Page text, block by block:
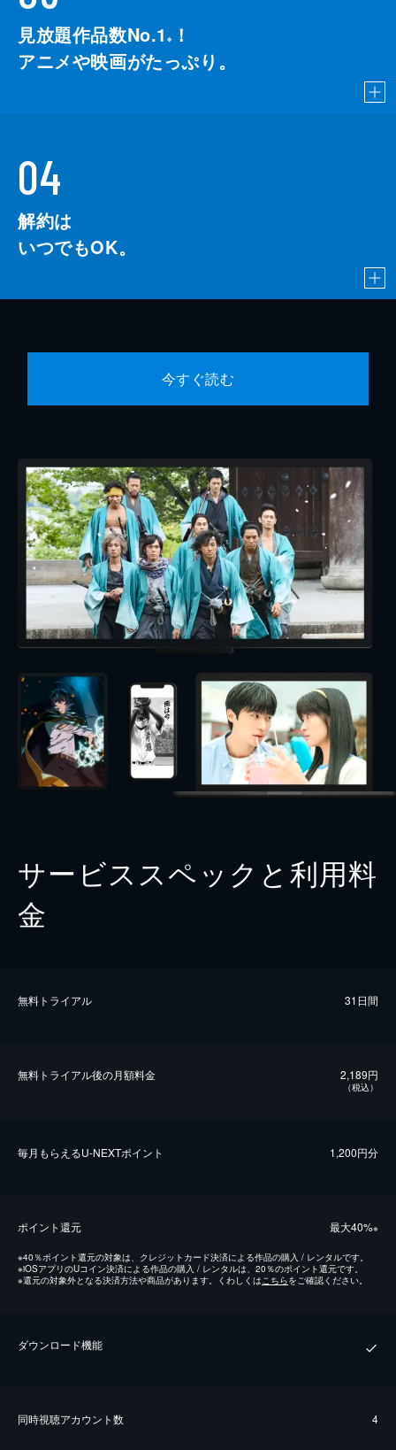
見放題作品数No.1 ※
！
アニメや映画がたっぷり。
04
解約は
いつでもOK。
今すぐ読む
サービススペックと利用料
金
無料トライアル 31日間
無料トライアル後の⽉額料金 2,189円
（税込）
毎⽉もらえるU-NEXTポイント 1,200円分
ポイント還元 最⼤40%※
※40％ポイント還元の対象は、クレジットカード決済による作品の購入 / レンタルです。
※iOSアプリのUコイン決済による作品の購入 / レンタルは、20％のポイント還元です。
※還元の対象外となる決済方法や商品があります。くわしくはこちらをご確認ください。
ダウンロード機能
同時視聴アカウント数 4